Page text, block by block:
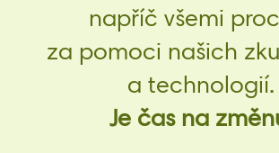
napříč všemi
za pomoci našich
a technologií.
Je čas na